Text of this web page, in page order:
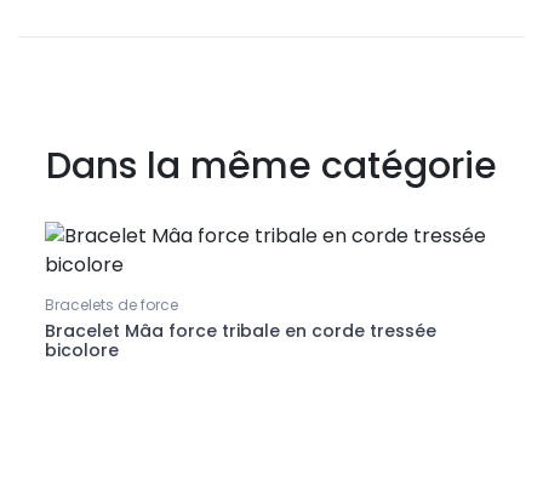
Dans la même catégorie
Bracelets de force
Bracelet Mâa force tribale en corde tressée
bicolore